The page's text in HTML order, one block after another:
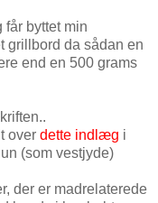
får byttet min
grillbord da sådan en
end en 500 grams
over dette indlæg i
(som vestjyde)
der er madrelaterede